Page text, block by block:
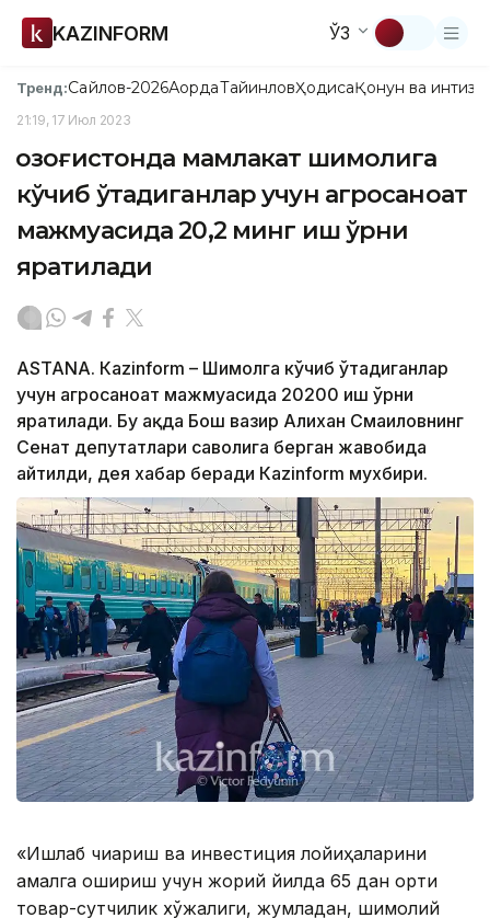
KAZINFORM ЎЗ
Тренд:Сайлов-2026АқордаТайинловҲодисаҚонун ва
21:19, 17 Июл 2023
Қозоғистонда мамлакат шимолига
кўчиб ўтадиганлар учун агросаноат
мажмуасида 20,2 минг иш ўрни
яратилади
ASTANА. Кazinform – Шимолга кўчиб ўтадиганлар
учун агросаноат мажмуасида 20200 иш ўрни
яратилади. Бу ҳақда Бош вазир Алихан Смаиловнинг
Сенат депутатлари саволига берган жавобида
айтилди, дея хабар беради Кazinform мухбири.
«Ишлаб чиқариш ва инвестиция лойиҳаларини
амалга ошириш учун жорий йилда 65 дан ортиқ
товар-сутчилик хўжалиги, жумладан, шимолий